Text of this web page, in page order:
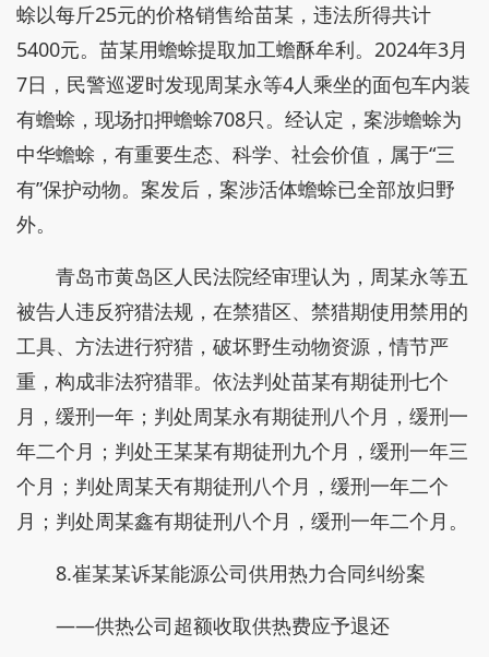
蜍以每斤25元的价格销售给苗某，违法所得共计
5400元。苗某用蟾蜍提取加工蟾酥牟利。2024年3月
7日，民警巡逻时发现周某永等4人乘坐的面包车内装
有蟾蜍，现场扣押蟾蜍708只。经认定，案涉蟾蜍为
中华蟾蜍，有重要生态、科学、社会价值，属于“三
有”保护动物。案发后，案涉活体蟾蜍已全部放归野
外。
青岛市黄岛区人民法院经审理认为，周某永等五
被告人违反狩猎法规，在禁猎区、禁猎期使用禁用的
工具、方法进行狩猎，破坏野生动物资源，情节严
重，构成非法狩猎罪。依法判处苗某有期徒刑七个
月，缓刑一年；判处周某永有期徒刑八个月，缓刑一
年二个月；判处王某某有期徒刑九个月，缓刑一年三
个月；判处周某天有期徒刑八个月，缓刑一年二个
月；判处周某鑫有期徒刑八个月，缓刑一年二个月。
8.崔某某诉某能源公司供用热力合同纠纷案
——供热公司超额收取供热费应予退还